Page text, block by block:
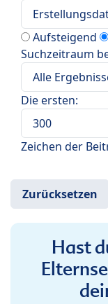
Aufsteigend
Suchzeitraum
Die ersten:
Zeichen der
Hast